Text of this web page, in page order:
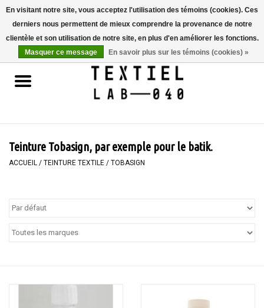
Accueil
LIVRES
OUTILS
Teinture Tobasign, par exemple pour le batik.
ACCUEIL / TEINTURE TEXTILE / TOBASIGN
En visitant notre site, vous acceptez l'utilisation des témoins (cookies). Ces
derniers nous permettent de mieux comprendre la provenance de notre
clientèle et son utilisation de notre site, en plus d'en améliorer les fonctions.
Masquer ce message
En savoir plus sur les témoins (cookies) »